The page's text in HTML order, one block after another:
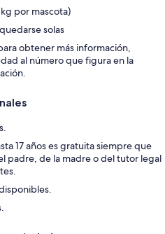
por mascota)
solas
obtener más información,
al número que figura en la
17 años es gratuita siempre que
padre, de la madre o del tutor legal